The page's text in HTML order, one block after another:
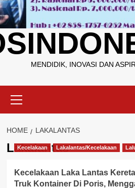
MENDIDIK, INOVASI DAN
Menu
HOME LAKALANTAS
Lakalantas
Kecelakaan Lakalantas/Kecelakaan
Kecelakaan Laka Lantas
Truk Kontainer Di Poris,